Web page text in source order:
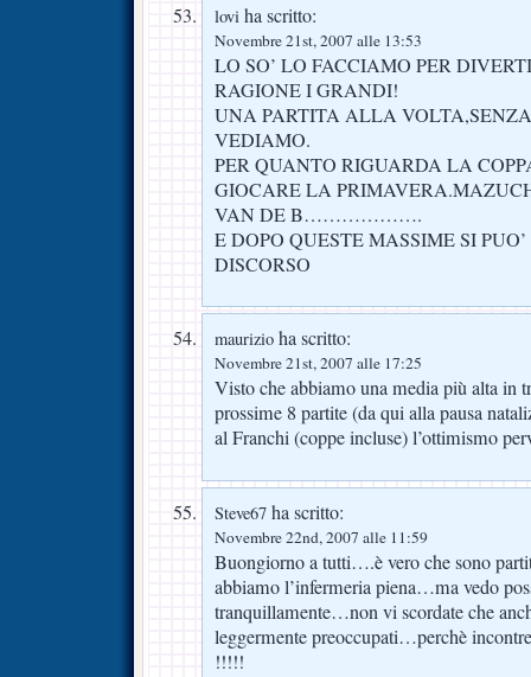
lovi ha scritto:
Novembre 21st, 2007 alle 13:53
LO SO’ LO FACCIAMO PER
RAGIONE I GRANDI!
UNA PARTITA ALLA
VEDIAMO.
PER QUANTO RIGUARDA LA
GIOCARE LA
VAN DE B……………….
E DOPO QUESTE MASSIME SI
DISCORSO
maurizio ha scritto:
Novembre 21st, 2007 alle 17:25
Visto che abbiamo una media più alta in
prossime 8 partite (da qui alla pausa
al Franchi (coppe incluse) l’ottimismo
Steve67 ha scritto:
Novembre 22nd, 2007 alle 11:59
Buongiorno a tutti….è vero che sono
abbiamo l’infermeria piena…ma vedo
tranquillamente…non vi scordate che
leggermente preoccupati…perchè
!!!!!